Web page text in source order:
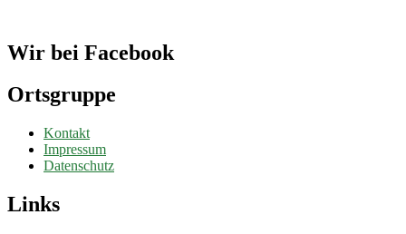
Wir bei Facebook
Ortsgruppe
Kontakt
Impressum
Datenschutz
Links